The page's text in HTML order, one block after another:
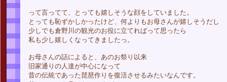
って言ってて、とっても嬉しそうな顔をしていました。
とっても恥ずかしかったけど、何よりもお母さんが嬉しそうだし
少しでも倉野川の観光のお役に立てればって思ったら
私も少し嬉しくなってきましたっ。
お母さんの話によると、あのお祭り以来
旧家通りの人達が中心になって
昔の伝統であった琵琶作りを復活させるみたいなんです。